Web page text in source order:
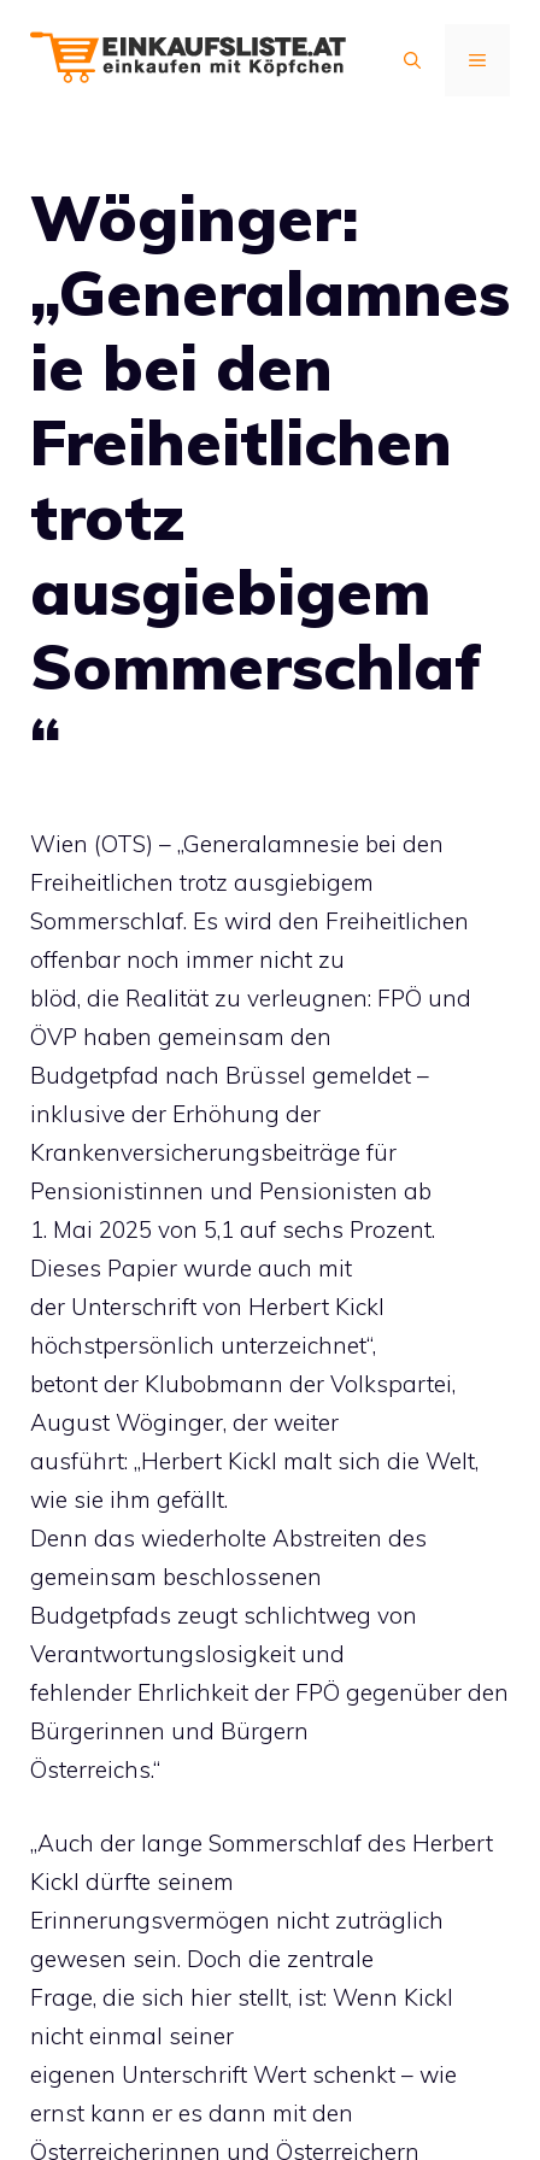
Inhalt
MENÜ
Wöginger:
„Generalamnes
ie bei den
Freiheitlichen
trotz
ausgiebigem
Sommerschlaf
“
Wien (OTS) – „Generalamnesie bei den
Freiheitlichen trotz ausgiebigem
Sommerschlaf. Es wird den Freiheitlichen
offenbar noch immer nicht zu
blöd, die Realität zu verleugnen: FPÖ und
ÖVP haben gemeinsam den
Budgetpfad nach Brüssel gemeldet –
inklusive der Erhöhung der
Krankenversicherungsbeiträge für
Pensionistinnen und Pensionisten ab
1. Mai 2025 von 5,1 auf sechs Prozent.
Dieses Papier wurde auch mit
der Unterschrift von Herbert Kickl
höchstpersönlich unterzeichnet“,
betont der Klubobmann der Volkspartei,
August Wöginger, der weiter
ausführt: „Herbert Kickl malt sich die Welt,
wie sie ihm gefällt.
Denn das wiederholte Abstreiten des
gemeinsam beschlossenen
Budgetpfads zeugt schlichtweg von
Verantwortungslosigkeit und
fehlender Ehrlichkeit der FPÖ gegenüber den
Bürgerinnen und Bürgern
Österreichs.“
„Auch der lange Sommerschlaf des Herbert
Kickl dürfte seinem
Erinnerungsvermögen nicht zuträglich
gewesen sein. Doch die zentrale
Frage, die sich hier stellt, ist: Wenn Kickl
nicht einmal seiner
eigenen Unterschrift Wert schenkt – wie
ernst kann er es dann mit den
Österreicherinnen und Österreichern